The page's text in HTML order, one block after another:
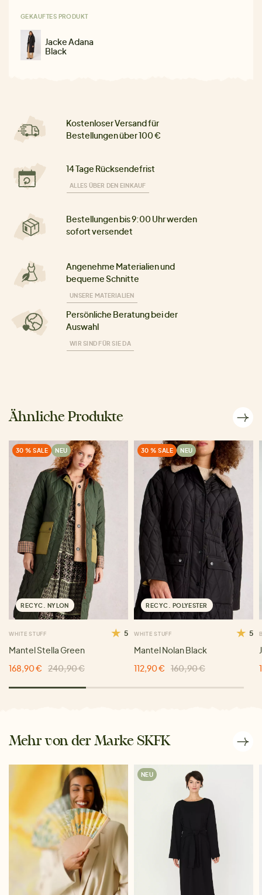
GEKAUFTES PRODUKT
Jacke Adana
Black
Kostenloser Versand für
Bestellungen über 100 €
14 Tage Rücksendefrist
ALLES ÜBER DEN EINKAUF
Bestellungen bis 9:00 Uhr werden
sofort versendet
Angenehme Materialien und
bequeme Schnitte
UNSERE MATERIALIEN
Persönliche Beratung bei der
Auswahl
WIR SIND FÜR SIE DA
Ähnliche Produkte
30 % SALE NEU
RECYC. NYLON
WHITE STUFF 5
Mantel Stella Green
168,90 €
240,90 €
30 % SALE NEU
RECYC. POLYESTER
WHITE STUFF 5
Mantel Nolan Black
112,90 €
160,90 €
Mehr von der Marke SKFK
NEU